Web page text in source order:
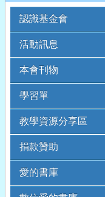
認識基金會
活動訊息
本會刊物
學習單
教學資源分享區
捐款贊助
愛的書庫